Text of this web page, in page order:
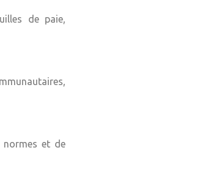
de paie,
normes et de